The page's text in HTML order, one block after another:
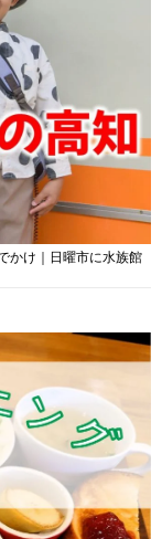
かけ｜日曜市に水族館